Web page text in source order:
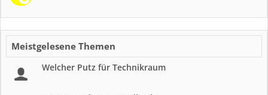
Meistgelesene Themen
Welcher Putz für Technikraum